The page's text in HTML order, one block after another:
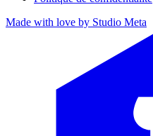
Made with love by Studio Meta